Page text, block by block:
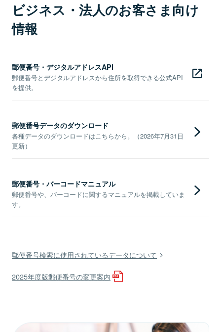
ビジネス・法人のお客さま向け
情報
郵便番号・デジタルアドレスAPI
郵便番号とデジタルアドレスから住所を取得できる公式API
を提供。
郵便番号データのダウンロード
各種データのダウンロードはこちらから。（2026年7月31日
更新）
郵便番号・バーコードマニュアル
郵便番号や、バーコードに関するマニュアルを掲載していま
す。
郵便番号検索に使用されているデータについて
2025年度版郵便番号の変更案内